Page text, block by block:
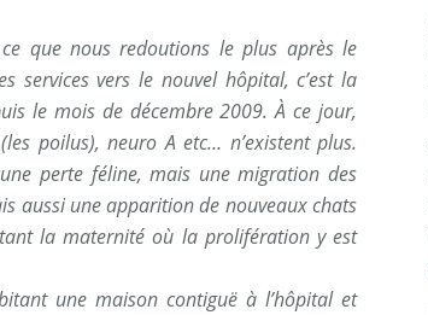
ce que nous redoutions le plus après le
services vers le nouvel hôpital, c’est la
le mois de décembre 2009. À ce jour,
poilus), neuro A etc… n’existent plus.
perte féline, mais une migration des
aussi une apparition de nouveaux chats
la maternité où la prolifération y est
une maison contiguë à l’hôpital et